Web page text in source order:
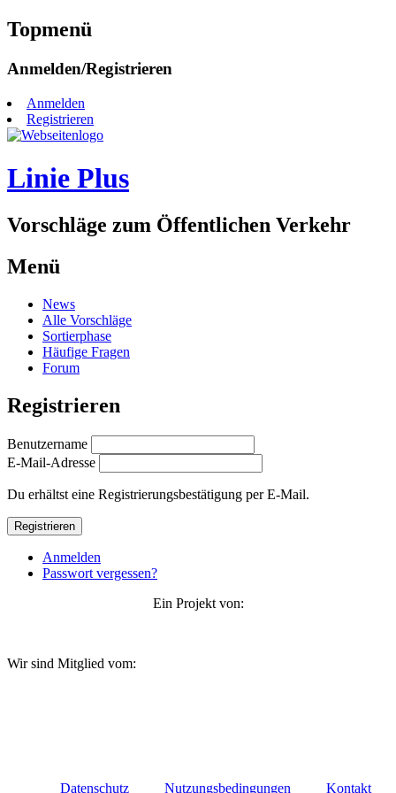
Topmenü
Zum
springen
Anmelden/Registrieren
Anmelden
Registrieren
Linie Plus
Vorschläge zum Öffentlichen Verkehr
Menü
Zum
Inhalt
springen
News
Alle Vorschläge
Sortierphase
Häufige Fragen
Forum
Registrieren
Benutzername
E-Mail-Adresse
Du erhältst eine Registrierungsbestätigung per E-Mail.
Registrieren
Anmelden
Passwort vergessen?
Ein Projekt von:
Wir sind Mitglied vom:
Datenschutz Nutzungsbedingungen Kontakt